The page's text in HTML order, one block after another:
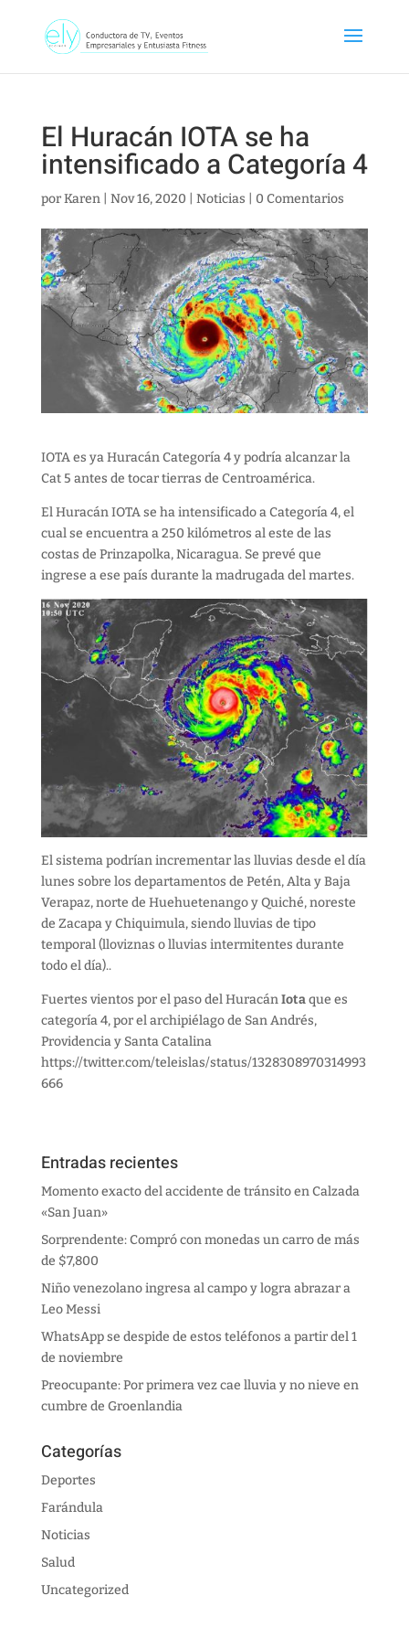
El Huracán IOTA se ha
intensificado a Categoría 4
porKaren| Nov 16, 2020 Noticias 0 Comentarios
IOTA es ya Huracán Categoría 4 y podría alcanzar la
Cat 5 antes de tocar tierras de Centroamérica.
El Huracán IOTA se ha intensificado a Categoría 4, el
cual se encuentra a 250 kilómetros al este de las
costas de Prinzapolka, Nicaragua. Se prevé que
ingrese a ese país durante la madrugada del martes.
El sistema podrían incrementar las lluvias desde el día
lunes sobre los departamentos de Petén, Alta y Baja
Verapaz, norte de Huehuetenango y Quiché, noreste
de Zacapa y Chiquimula, siendo lluvias de tipo
temporal (lloviznas o lluvias intermitentes durante
todo el día)..
Fuertes vientos por el paso del HuracánIotaque es
categoría 4, por el archipiélago de San Andrés,
Providencia y Santa Catalina
https://twitter.com/teleislas/status/1328308970314993
666
Entradas recientes
Momento exacto del accidente de tránsito en Calzada
«San Juan»
Sorprendente: Compró con monedas un carro de más
de $7,800
Niño venezolano ingresa al campo y logra abrazar a
Leo Messi
WhatsApp se despide de estos teléfonos a partir del 1
de noviembre
Preocupante: Por primera vez cae lluvia y no nieve en
cumbre de Groenlandia
Categorías
Deportes
Farándula
Noticias
Salud
Uncategorized